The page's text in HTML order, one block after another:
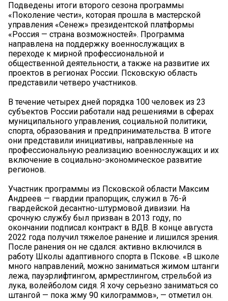
Подведены итоги второго сезона программы
«Поколение чести», которая прошла в мастерской
управления «Сенеж» президентской платформы
«Россия — страна возможностей». Программа
направлена на поддержку военнослужащих в
переходе к мирной профессиональной и
общественной деятельности, а также на развитие их
проектов в регионах России. Псковскую область
представили четверо участников.
В течение четырех дней порядка 100 человек из 23
субъектов России работали над решениями в сферах
муниципального управления, социальной политики,
спорта, образования и предпринимательства. В итоге
они представили инициативы, направленные на
профессиональную реализацию военнослужащих и их
включение в социально-экономическое развитие
регионов.
Участник программы из Псковской области Максим
Андреев — гвардии прапорщик, служил в 76-й
гвардейской десантно-штурмовой дивизии. На
срочную службу был призван в 2013 году, по
окончании подписал контракт в ВДВ. В конце августа
2022 года получил тяжелое ранение и лишился зрения.
После ранения он не сдался: активно включился в
работу Школы адаптивного спорта в Пскове. «В школе
много направлений, можно заниматься жимом штанги
лежа, пауэрлифтингом, армрестлингом, стрельбой из
лука, волейболом сидя. Я хочу серьезно заниматься со
штангой — пока жму 90 килограммов», — отметил он.